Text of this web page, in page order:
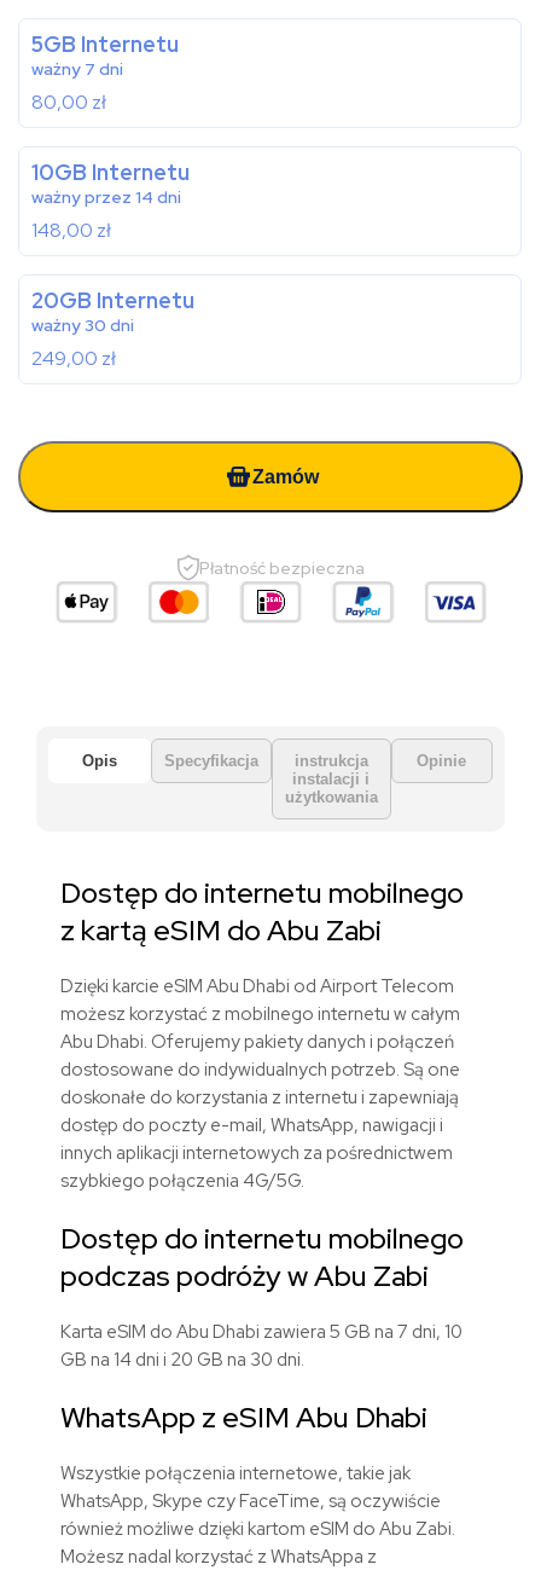
5GB Internetu
ważny 7 dni
80,00 zł
10GB Internetu
ważny przez 14 dni
148,00 zł
20GB Internetu
ważny 30 dni
249,00 zł
Zamów
Płatność bezpieczna
Opis Specyfikacja
instrukcja
instalacji i
użytkowania
Opinie
Dostęp do internetu mobilnego
z kartą eSIM do Abu Zabi
Dzięki karcie eSIM Abu Dhabi od Airport Telecom
możesz korzystać z mobilnego internetu w całym
Abu Dhabi. Oferujemy pakiety danych i połączeń
dostosowane do indywidualnych potrzeb. Są one
doskonałe do korzystania z internetu i zapewniają
dostęp do poczty e-mail, WhatsApp, nawigacji i
innych aplikacji internetowych za pośrednictwem
szybkiego połączenia 4G/5G.
Dostęp do internetu mobilnego
podczas podróży w Abu Zabi
Karta eSIM do Abu Dhabi zawiera 5 GB na 7 dni, 10
GB na 14 dni i 20 GB na 30 dni.
WhatsApp z eSIM Abu Dhabi
Wszystkie połączenia internetowe, takie jak
WhatsApp, Skype czy FaceTime, są oczywiście
również możliwe dzięki kartom eSIM do Abu Zabi.
Możesz nadal korzystać z WhatsAppa z